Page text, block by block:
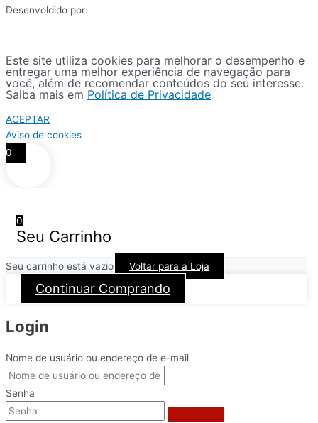
Desenvoldido por:
Este site utiliza cookies para melhorar o desempenho e
entregar uma melhor experiência de navegação para
você, além de recomendar conteúdos do seu interesse.
Saiba mais em Política de Privacidade
ACEPTAR
Aviso de cookies
0
0
Seu Carrinho
Seu carrinho está vazio Voltar para a Loja
Continuar Comprando
Login
Nome de usuário ou endereço de e-mail
Senha